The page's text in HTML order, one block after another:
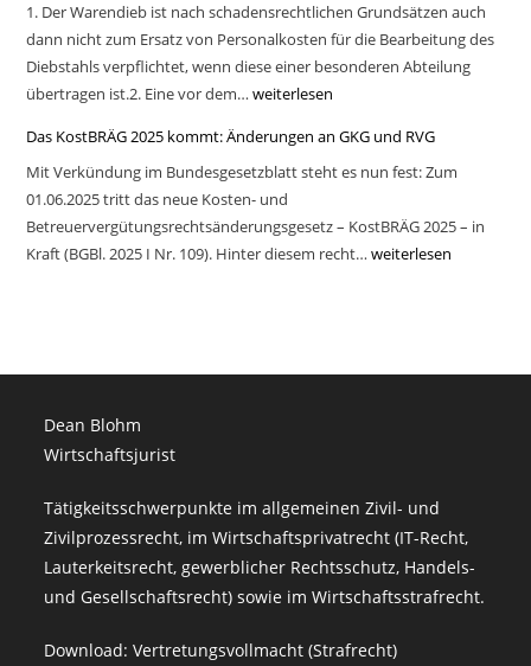
Zivilprozess
1. Der Warendieb ist nach schadensrechtlichen Grundsätzen auch
dann nicht zum Ersatz von Personalkosten für die Bearbeitung des
Diebstahls verpflichtet, wenn diese einer besonderen Abteilung
übertragen ist.2. Eine vor dem…Zur
Fangprämien
Anmerkungen
weiterlesen
Das KostBRÄG 2025 kommt: Änderungen an GKG und RVG
Mit Verkündung im Bundesgesetzblatt steht es nun fest: Zum
01.06.2025 tritt das neue Kosten- und
Betreuervergütungsrechtsänderungsgesetz – KostBRÄG 2025 – in
Kraft (BGBl. 2025 I Nr. 109). Hinter diesem recht…Das
Änderungen
weiterlesen
Dean Blohm
Wirtschaftsjurist
Tätigkeitsschwerpunkte im allgemeinen Zivil- und
Zivilprozessrecht, im Wirtschaftsprivatrecht (IT-Recht,
Lauterkeitsrecht, gewerblicher Rechtsschutz, Handels-
und Gesellschaftsrecht) sowie im Wirtschaftsstrafrecht.
Download:Vertretungsvollmacht (Strafrecht)